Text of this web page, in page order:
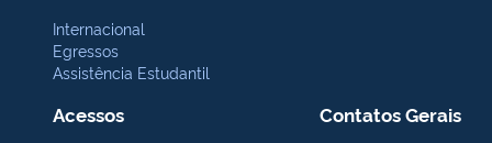
Internacional
Egressos
Assistência Estudantil
Acessos Contatos Gerais